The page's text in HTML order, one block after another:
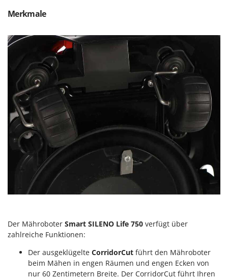
MCH
Mille
Minox
Mockmill
More than chef
MOSA
MOVA
Mowox
MTD
New O.M.R.A.
Nilfisk
Novatec
Novital
NuAir
NuovaFac
Merkmale
Der Mähroboter Smart SILENO Life 750 verfügt über
zahlreiche Funktionen:
Der ausgeklügelte CorridorCut führt den Mähroboter
beim Mähen in engen Räumen und engen Ecken von
nur 60 Zentimetern Breite. Der CorridorCut führt Ihren